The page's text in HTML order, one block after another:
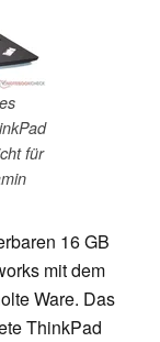
für
16 GB
mit dem
Ware. Das
ThinkPad